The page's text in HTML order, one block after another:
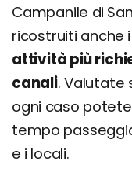
Campanile di
ricostruiti anche
attività più
canali. Valutate
ogni caso
tempo
e i locali.